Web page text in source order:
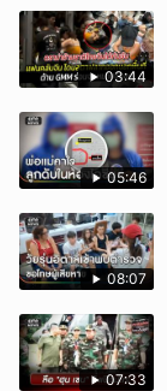
03:44
05:46
08:07
07:33